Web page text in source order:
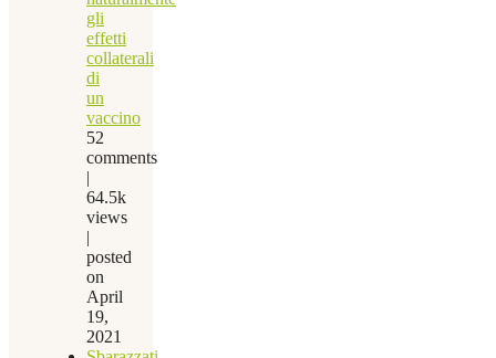
gli
effetti
collaterali
di
un
vaccino
52
comments
|
64.5k
views
|
posted
on
April
19,
2021